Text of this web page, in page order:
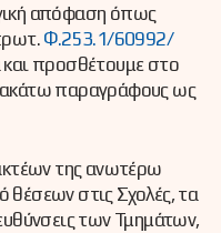
απόφαση όπως
Φ.253.1/60992/
και προσθέτουμε στο
παραγράφους ως
της ανωτέρω
θέσεων στις Σχολές, τα
των Τμημάτων,